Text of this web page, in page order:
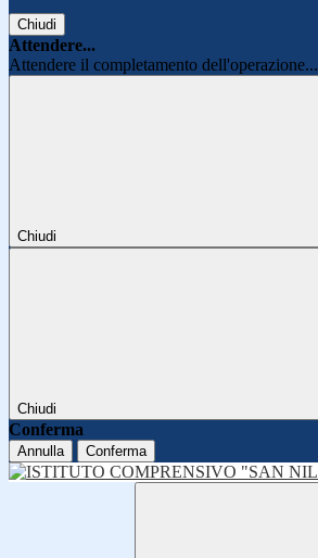
Chiudi
Attendere...
Attendere il completamento dell'operazione...
Chiudi
Chiudi
Conferma
Annulla Conferma